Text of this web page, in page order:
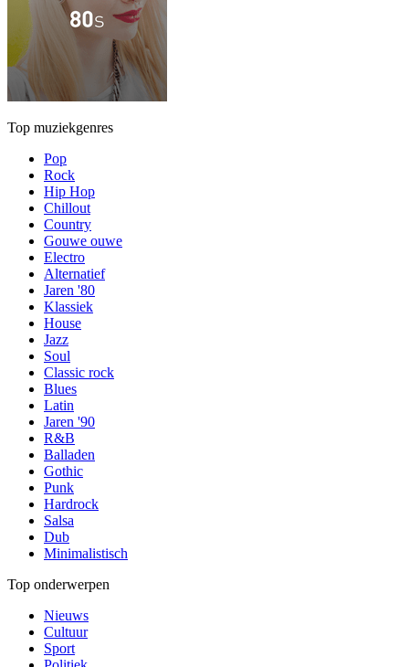
Top muziekgenres
Pop
Rock
Hip Hop
Chillout
Country
Gouwe ouwe
Electro
Alternatief
Jaren '80
Klassiek
House
Jazz
Soul
Classic rock
Blues
Latin
Jaren '90
R&B
Balladen
Gothic
Punk
Hardrock
Salsa
Dub
Minimalistisch
Top onderwerpen
Nieuws
Cultuur
Sport